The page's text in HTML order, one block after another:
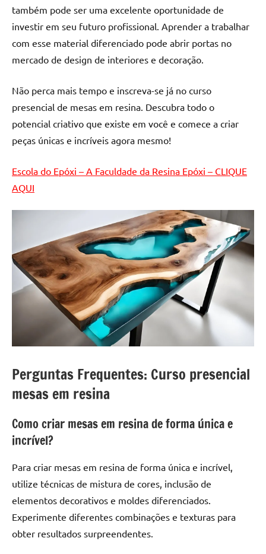
de
resinada
alta
qualidade,
as
populares
River
e
de
tampinhas
também pode ser uma excelente oportunidade de
investir em seu futuro profissional. Aprender a trabalhar
com esse material diferenciado pode abrir portas no
mercado de design de interiores e decoração.
Não perca mais tempo e inscreva-se já no curso
presencial de mesas em resina. Descubra todo o
potencial criativo que existe em você e comece a criar
peças únicas e incríveis agora mesmo!
Escola do Epóxi – A Faculdade da Resina Epóxi – CLIQUE
AQUI
Perguntas Frequentes: Curso presencial
mesas em resina
Como criar mesas em resina de forma única e
incrível?
Para criar mesas em resina de forma única e incrível,
utilize técnicas de mistura de cores, inclusão de
elementos decorativos e moldes diferenciados.
Experimente diferentes combinações e texturas para
obter resultados surpreendentes.